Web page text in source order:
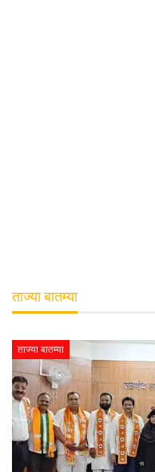
ताज्या बातम्या
ताज्या बातम्या